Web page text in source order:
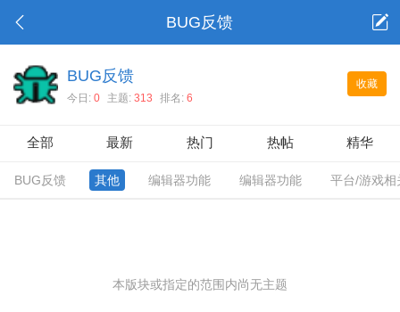
BUG反馈
收藏
BUG反馈
今日: 0 主题: 313 排名: 6
全部 最新 热门 热帖 精华
BUG反馈 其他 编辑器功能 编辑器功能 平台/游戏相
本版块或指定的范围内尚无主题